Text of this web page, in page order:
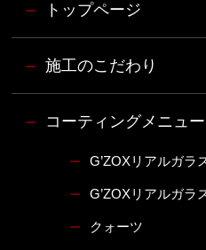
ー トップページ
ー 施工のこだわり
ー コーティングメニュー
ー G’ZOXリアルガラ
ー G’ZOXリアルガラ
ー クォーツ